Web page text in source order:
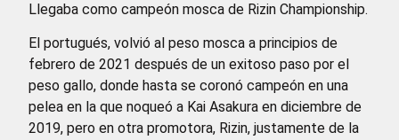
Llegaba como campeón mosca de Rizin Championship.
El portugués, volvió al peso mosca a principios de
febrero de 2021 después de un exitoso paso por el
peso gallo, donde hasta se coronó campeón en una
pelea en la que noqueó a Kai Asakura en diciembre de
2019, pero en otra promotora, Rizin, justamente de la